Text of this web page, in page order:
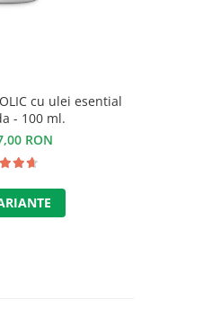
cu ulei esential
- 100 ml.
RON